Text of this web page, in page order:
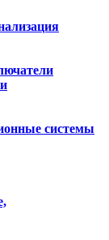
системы